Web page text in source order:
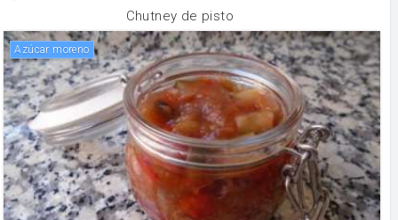
Chutney de pisto
Azúcar moreno